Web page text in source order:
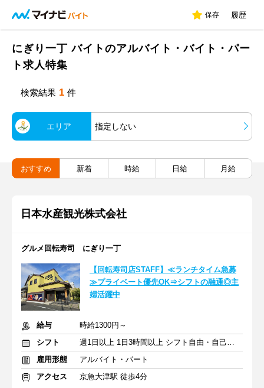
保存 履歴
にぎり一丁 バイトのアルバイト・バイト・パー
ト求人特集
検索結果 1 件
エリア 指定しない
おすすめ 新着 時給 日給 月給
日本水産観光株式会社
グルメ回転寿司 にぎり一丁
【回転寿司店STAFF】≪ランチタイム急募
≫プライベート優先OK⇒シフトの融通◎主
婦活躍中
給与
時給1300円～
シフト
週1日以上 1日3時間以上 シフト自由・自己申告
雇用形態
アルバイト・パート
アクセス
京急大津駅 徒歩4分